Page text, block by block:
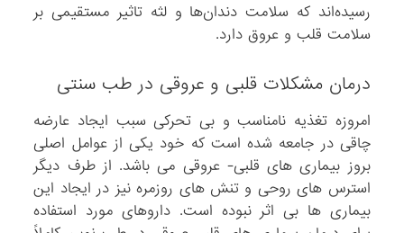
رسیده‌اند که سلامت دندان‌ها و لثه تاثیر مستقیمی ‌بر
سلامت قلب و عروق دارد.
درمان مشکلات قلبی و عروقی در طب سنتی
امروزه تغذیه نامناسب و بی تحرکی سبب ایجاد عارضه
چاقی در جامعه شده است که خود یکی از عوامل اصلی
بروز بیماری های قلبی- عروقی می باشد. از طرف دیگر
استرس های روحی و تنش های روزمره نیز در ایجاد این
بیماری ها بی اثر نبوده است. داروهای مورد استفاده